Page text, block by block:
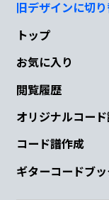
旧デザインに切
トップ
お気に入り
閲覧履歴
オリジナルコー
コード譜作成
ギターコードブ